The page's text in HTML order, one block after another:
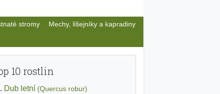
stromy Mechy, lišejníky a kapradiny
10 rostlin
Dub letní (Quercus robur)